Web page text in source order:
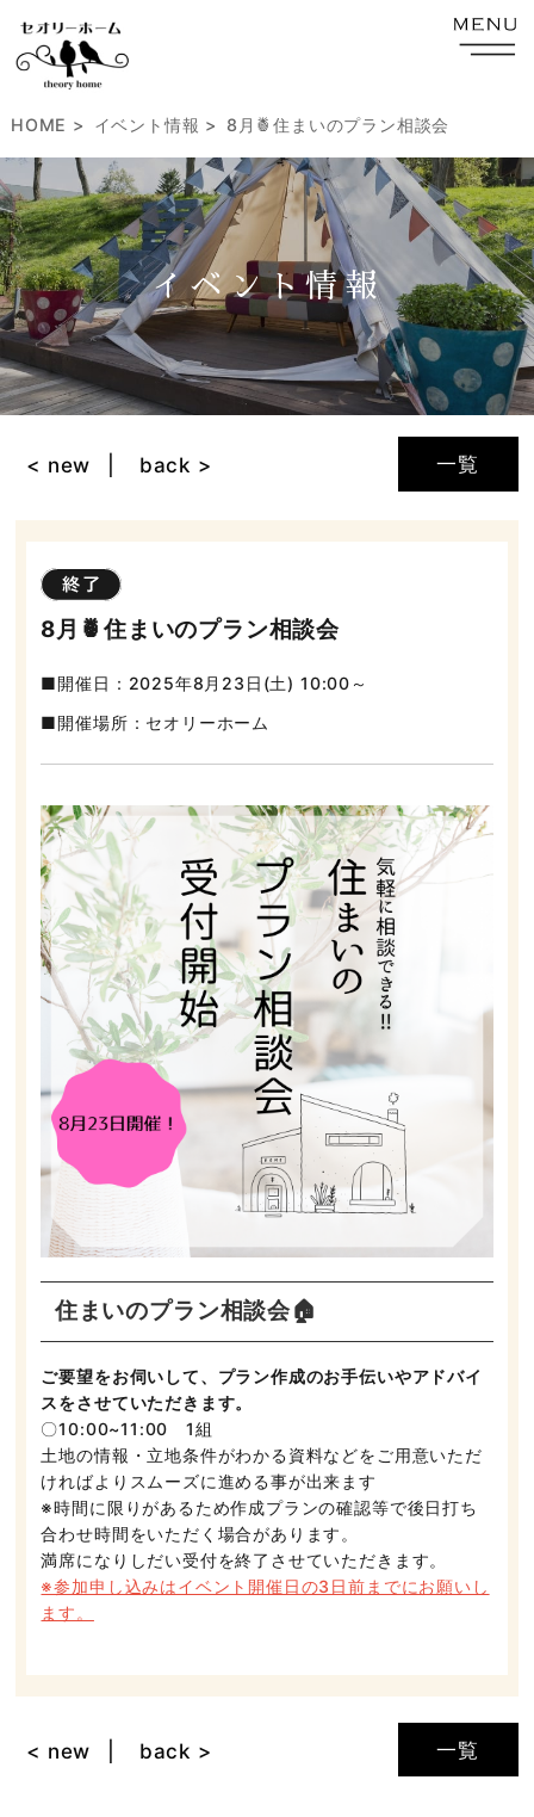
HOME イベント情報 8月🍍住まいのプラン相談会
イベント情報
一覧
< new back >
8月🍍住まいのプラン相談会
開催日：2025年8月23日(土) 10:00～
開催場所：セオリーホーム
住まいのプラン相談会🏠
ご要望をお伺いして、プラン作成のお手伝いやアドバイ
スをさせていただきます。
〇10:00~11:00 1組
土地の情報・立地条件がわかる資料などをご用意いただ
ければよりスムーズに進める事が出来ます
※時間に限りがあるため作成プランの確認等で後日打ち
合わせ時間をいただく場合があります。
満席になりしだい受付を終了させていただきます。
※参加申し込みはイベント開催日の3日前までにお願いし
ます。
一覧
< new back >